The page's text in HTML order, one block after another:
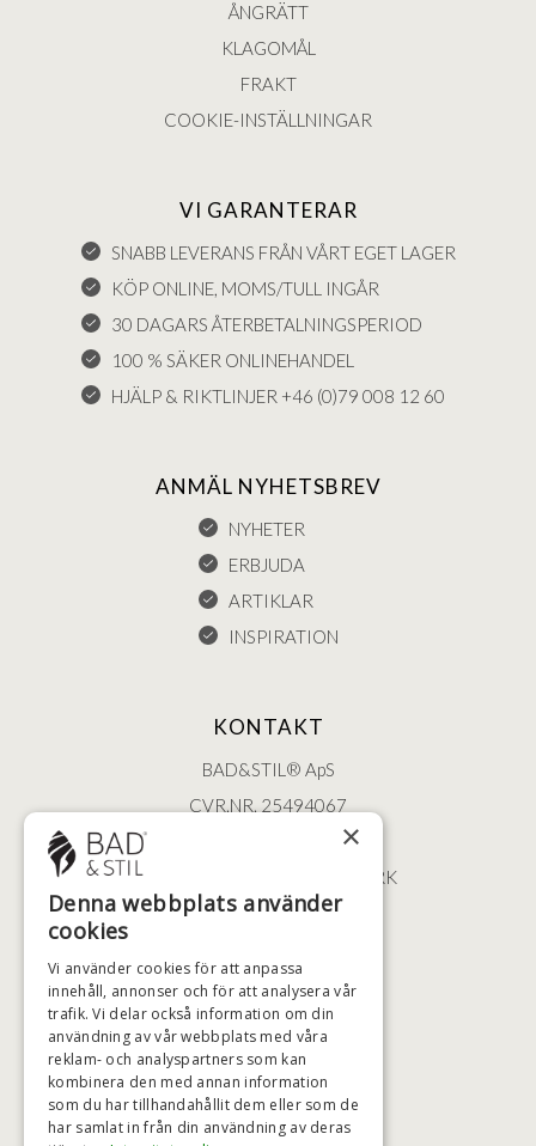
ÅNGRÄTT
KLAGOMÅL
FRAKT
COOKIE-INSTÄLLNINGAR
VI GARANTERAR
SNABB LEVERANS FRÅN VÅRT EGET LAGER
KÖP ONLINE, MOMS/TULL INGÅR
30 DAGARS ÅTERBETALNINGSPERIOD
100 % SÄKER ONLINEHANDEL
HJÄLP & RIKTLINJER +46 (0)79 008 12 60
ANMÄL NYHETSBREV
NYHETER
ERBJUDA
ARTIKLAR
INSPIRATION
KONTAKT
BAD&STIL® ApS
CVR.NR. 25494067
ØSTERBROGADE 202
2100 KØBENHAVN • DANMARK
+46 (0)79 008 12 60
HÖGSTA KREDITVÄRDIGHET
BETALNINGSALTERNATIV
×
Denna webbplats använder
cookies
Vi använder cookies för att anpassa
innehåll, annonser och för att analysera vår
trafik. Vi delar också information om din
användning av vår webbplats med våra
reklam- och analyspartners som kan
kombinera den med annan information
som du har tillhandahållit dem eller som de
har samlat in från din användning av deras